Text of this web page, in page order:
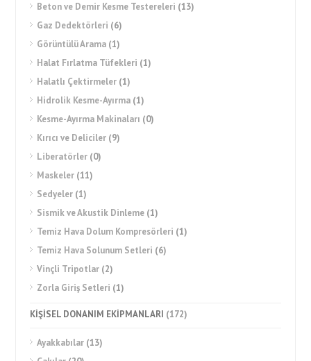
Beton ve Demir Kesme Testereleri (13)
Gaz Dedektörleri (6)
Görüntülü Arama (1)
Halat Fırlatma Tüfekleri (1)
Halatlı Çektirmeler (1)
Hidrolik Kesme-Ayırma (1)
Kesme-Ayırma Makinaları (0)
Kırıcı ve Deliciler (9)
Liberatörler (0)
Maskeler (11)
Sedyeler (1)
Sismik ve Akustik Dinleme (1)
Temiz Hava Dolum Kompresörleri (1)
Temiz Hava Solunum Setleri (6)
Vinçli Tripotlar (2)
Zorla Giriş Setleri (1)
KİŞİSEL DONANIM EKİPMANLARI (172)
Ayakkabılar (13)